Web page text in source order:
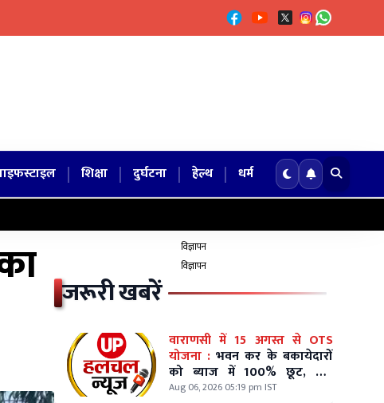
| शिक्षा | दुर्घटना | हेल्थ | धर्म
विज्ञापन
विज्ञापन
जरूरी खबरें
वाराणसी में 15 अगस्त से OTS
योजना : भवन कर के बकायेदारों
को ब्याज में 100% छूट, तीन
किश्तों में भी भुगतान
Aug 06, 2026 05:19 pm IST